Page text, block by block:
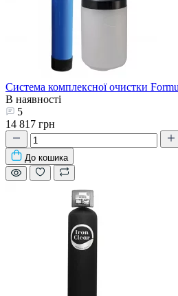
Система комплексної очистки
В наявності
5
14 817 грн
До кошика